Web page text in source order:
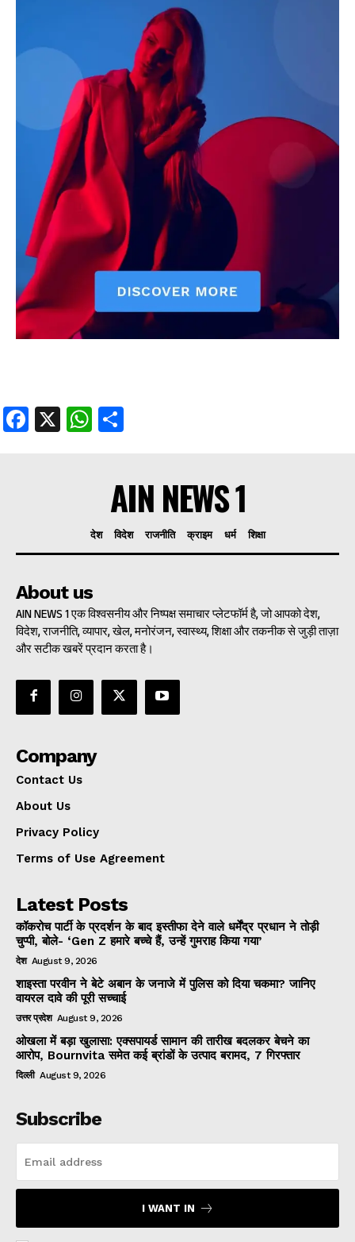
AIN NEWS 1
Contact Us
Privacy Policy
Terms of Use Agreement
Facebook
X WhatsApp
Share
Facebook
X WhatsApp
AIN NEWS 1
देश विदेश राजनीति क्राइम धर्म शिक्षा
About us
AIN NEWS 1 एक विश्वसनीय और निष्पक्ष समाचार प्लेटफॉर्म है, जो आपको देश,
विदेश, राजनीति, व्यापार, खेल, मनोरंजन, स्वास्थ्य, शिक्षा और तकनीक से जुड़ी ताज़ा
और सटीक खबरें प्रदान करता है।
Company
Contact Us
About Us
Privacy Policy
Terms of Use Agreement
Latest Posts
कॉकरोच पार्टी के प्रदर्शन के बाद इस्तीफा देने वाले धर्मेंद्र प्रधान ने तोड़ी
चुप्पी, बोले- ‘Gen Z हमारे बच्चे हैं, उन्हें गुमराह किया गया’
देश August 9, 2026
शाइस्ता परवीन ने बेटे अबान के जनाजे में पुलिस को दिया चकमा? जानिए
वायरल दावे की पूरी सच्चाई
उत्तर प्रदेश August 9, 2026
ओखला में बड़ा खुलासा: एक्सपायर्ड सामान की तारीख बदलकर बेचने का
आरोप, Bournvita समेत कई ब्रांडों के उत्पाद बरामद, 7 गिरफ्तार
दिल्ली August 9, 2026
Subscribe
I WANT IN